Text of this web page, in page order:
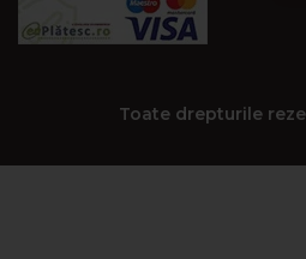
Toate drepturile